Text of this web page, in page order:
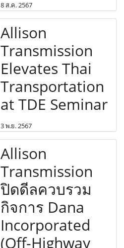
8 ส.ค. 2567
Allison
Transmission
Elevates Thai
Transportation
at TDE Seminar
3 พ.ย. 2567
Allison
Transmission
ปิดดีลควบรวม
กิจการ Dana
Incorporated
(Off-Highway